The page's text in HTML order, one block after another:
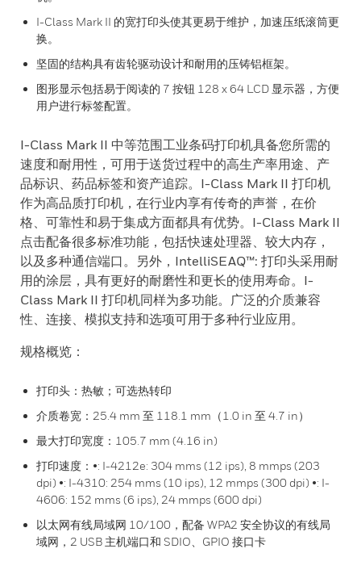
I-Class Mark II 的宽打印头使其更易于维护，加速压纸滚筒更
换。
坚固的结构具有齿轮驱动设计和耐用的压铸铝框架。
图形显示包括易于阅读的 7 按钮 128 x 64 LCD 显示器，方便
用户进行标签配置。
I-Class Mark II 中等范围工业条码打印机具备您所需的
速度和耐用性，可用于送货过程中的高生产率用途、产
品标识、药品标签和资产追踪。I-Class Mark II 打印机
作为高品质打印机，在行业内享有传奇的声誉，在价
格、可靠性和易于集成方面都具有优势。I-Class Mark II
点击配备很多标准功能，包括快速处理器、较大内存，
以及多种通信端口。另外，IntelliSEAQ™: 打印头采用耐
用的涂层，具有更好的耐磨性和更长的使用寿命。I-
Class Mark II 打印机同样为多功能。广泛的介质兼容
性、连接、模拟支持和选项可用于多种行业应用。
规格概览：
打印头：热敏；可选热转印
介质卷宽：25.4 mm 至 118.1 mm（1.0 in 至 4.7 in）
最大打印宽度：105.7 mm (4.16 in)
打印速度：•: I-4212e: 304 mms (12 ips), 8 mmps (203
dpi) •: I-4310: 254 mms (10 ips), 12 mmps (300 dpi) •: I-
4606: 152 mms (6 ips), 24 mmps (600 dpi)
以太网有线局域网 10/100，配备 WPA2 安全协议的有线局
域网，2 USB 主机端口和 SDIO、GPIO 接口卡